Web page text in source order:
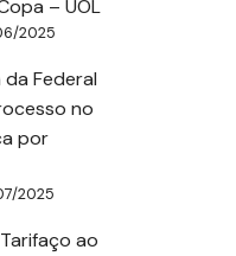
– UOL
2025
Federal
no
por
2025
ao